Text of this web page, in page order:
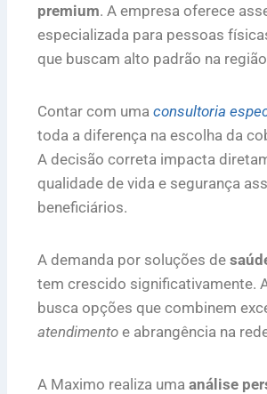
premium. A empresa oferece
especializada para pessoas
que buscam alto padrão na
Contar com uma consultoria
toda a diferença na escolha da
A decisão correta impacta
qualidade de vida e segurança
beneficiários.
A demanda por soluções de
tem crescido significativamente.
busca opções que combinem
atendimento e abrangência na
A Maximo realiza uma análise